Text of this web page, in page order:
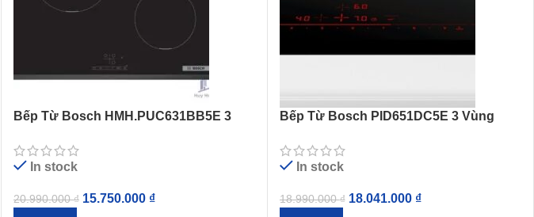
Bếp Từ Bosch HMH.PUC631BB5E 3
In stock
20.990.000₫ 15.750.000 ₫
Bếp Từ Bosch PID651DC5E 3 Vùng
In stock
18.990.000₫ 18.041.000 ₫